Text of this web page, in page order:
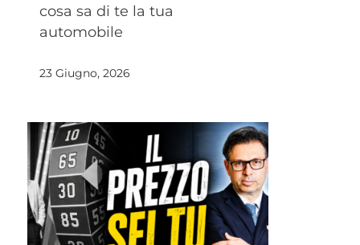
cosa sa di te la tua
automobile
23 Giugno, 2026